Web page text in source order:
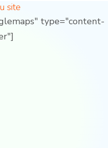
site
type="content-